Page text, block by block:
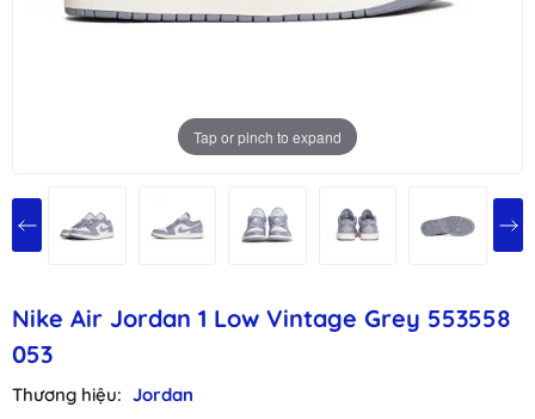
Tap or pinch to expand
Nike Air Jordan 1 Low Vintage Grey 553558
053
Thương hiệu: Jordan